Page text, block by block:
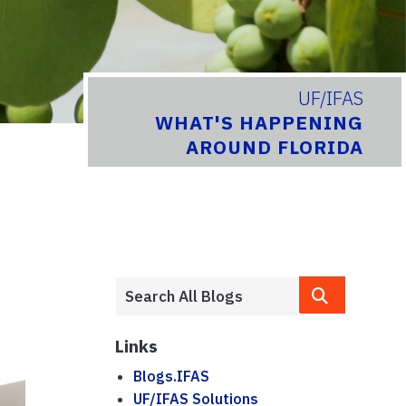
UF/IFAS
WHAT'S HAPPENING
AROUND FLORIDA
Links
Blogs.IFAS
UF/IFAS Solutions